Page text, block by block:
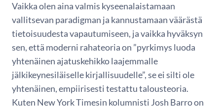
Vaikka olen aina valmis kyseenalaistamaan
vallitsevan paradigman ja kannustamaan väärästä
tietoisuudesta vapautumiseen, ja vaikka hyväksyn
sen, että moderni rahateoria on ”pyrkimys luoda
yhtenäinen ajatuskehikko laajemmalle
jälkikeynesiläiselle kirjallisuudelle”, se ei silti ole
yhtenäinen, empiirisesti testattu talousteoria.
Kuten New York Timesin kolumnisti Josh Barro on